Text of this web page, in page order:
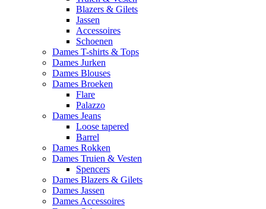
Blazers & Gilets
Jassen
Accessoires
Schoenen
Dames T-shirts & Tops
Dames Jurken
Dames Blouses
Dames Broeken
Flare
Palazzo
Dames Jeans
Loose tapered
Barrel
Dames Rokken
Dames Truien & Vesten
Spencers
Dames Blazers & Gilets
Dames Jassen
Dames Accessoires